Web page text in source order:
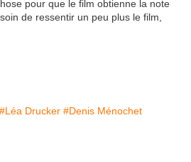
pour que le film obtienne la note
de ressentir un peu plus le film,
#Léa Drucker #Denis Ménochet